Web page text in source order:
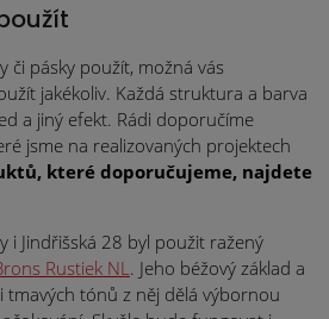
či pásky použít, možná vás
jakékoliv. Každá struktura a barva
a jiný efekt. Rádi doporučíme
jsme na realizovaných projektech
které doporučujeme, najdete
i Jindřišská 28 byl použit ražený
Rustiek NL. Jeho béžový základ a
tmavých tónů z něj dělá výbornou